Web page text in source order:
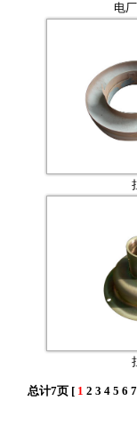
电
总计7页 [ 1 2 3 4 5 6 7